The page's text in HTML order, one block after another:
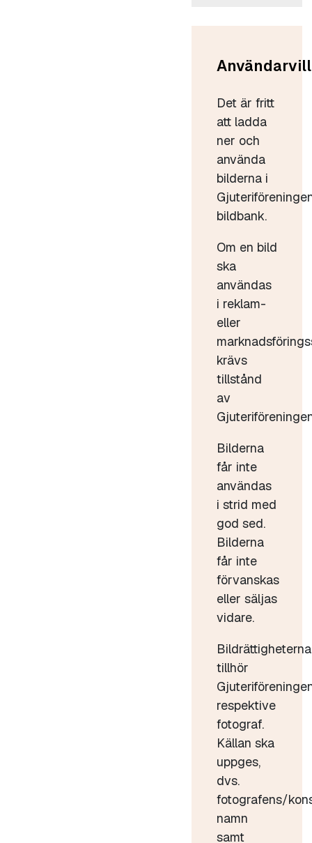
Det är fritt
att ladda
ner och
använda
bilderna i
bildbank.
Om en bild
ska
användas
i reklam-
eller
krävs
tillstånd
av
Bilderna
får inte
användas
i strid med
god sed.
Bilderna
får inte
förvanskas
eller säljas
vidare.
Bildrättigheterna
tillhör
respektive
fotograf.
Källan ska
uppges,
dvs.
fotografens/
namn
samt